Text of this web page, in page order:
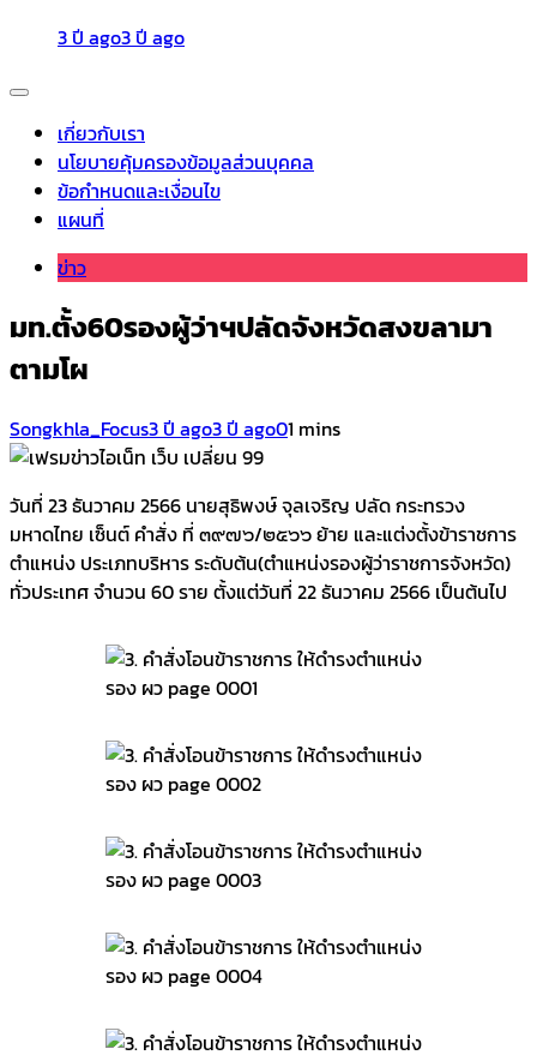
3 ปี ago3 ปี ago
เกี่ยวกับเรา
นโยบายคุ้มครองข้อมูลส่วนบุคคล
ข้อกำหนดและเงื่อนไข
แผนที่
ข่าว
มท.ตั้ง60รองผู้ว่าฯปลัดจังหวัดสงขลามา
ตามโผ
Songkhla_Focus3 ปี ago3 ปี ago01 mins
วันที่ 23 ธันวาคม 2566 นายสุธิพงษ์ จุลเจริญ ปลัด กระทรวง
มหาดไทย เซ็นต์ คำสั่ง ที่ ๓๙๗๖/๒๕๖๖ ย้าย และแต่งตั้งข้าราชการ
ตำแหน่ง ประเภทบริหาร ระดับต้น(ตำแหน่งรองผู้ว่าราชการจังหวัด)
ทั่วประเทศ จำนวน 60 ราย ตั้งแต่วันที่ 22 ธันวาคม 2566 เป็นต้นไป